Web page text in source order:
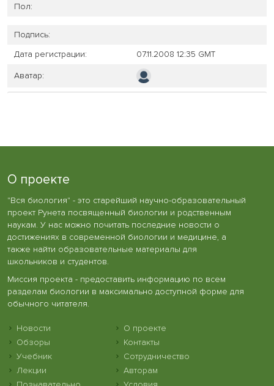
Пол:
Подпись:
Дата регистрации:
07.11.2008 12:35 GMT
Аватар:
О проекте
"Вся биология" - это старейший научно-образовательный
проект Рунета посвященный биологии и родственным
наукам. У нас можно почитать последние новости о
достижениях в современной биологии и медицине, а
также найти образовательные материалы для
школьников и студентов.
Миссия проекта - предоставить информацию по всем
разделам биологии в максимально доступной форме для
обычного читателя.
Новости
Обзоры
Учебник
Лекции
О проекте
Контакты
Сотрудничество
Авторам